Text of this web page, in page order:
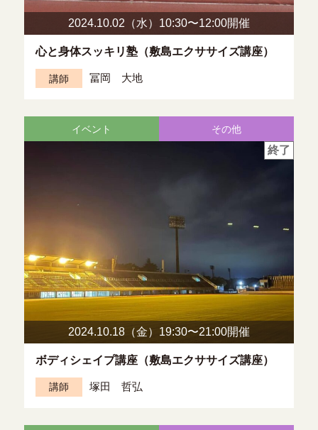
2024.10.02（水）10:30〜12:00開催
心と身体スッキリ塾（敷島エクササイズ講座）
講師 冨岡 大地
イベント その他
終了
2024.10.18（金）19:30〜21:00開催
ボディシェイプ講座（敷島エクササイズ講座）
講師 塚田 哲弘